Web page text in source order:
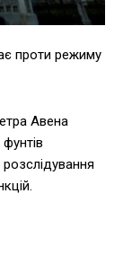
проти режиму
Авена